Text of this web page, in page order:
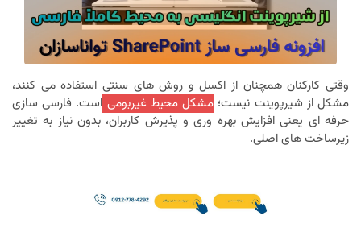
وقتی کارکنان همچنان از اکسل و روش های سنتی استفاده می کنند،
مشکل از شیرپوینت نیست؛ مشکل محیط غیربومی است. فارسی سازی
حرفه ای یعنی افزایش بهره وری و پذیرش کاربران، بدون نیاز به تغییر
زیرساخت های اصلی.